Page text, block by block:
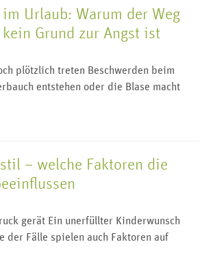
Urlaub: Warum der Weg
Grund zur Angst ist
plötzlich treten Beschwerden beim
entstehen oder die Blase macht
– welche Faktoren die
gerät Ein unerfüllter Kinderwunsch
der Fälle spielen auch Faktoren auf